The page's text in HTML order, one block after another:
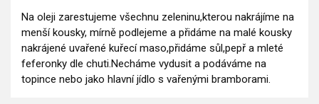
Na oleji zarestujeme všechnu zeleninu,kterou nakrájíme na
menší kousky, mírně podlejeme a přidáme na malé kousky
nakrájené uvařené kuřecí maso,přidáme sůl,pepř a mleté
feferonky dle chuti.Necháme vydusit a podáváme na
topince nebo jako hlavní jídlo s vařenými bramborami.